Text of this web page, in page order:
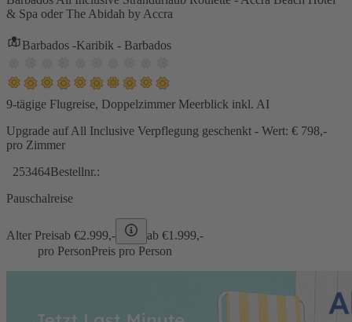
& Spa oder The Abidah by Accra
Barbados -Karibik - Barbados
9-tägige Flugreise, Doppelzimmer Meerblick inkl. AI
Upgrade auf All Inclusive Verpflegung geschenkt - Wert: € 798,-
pro Zimmer
253464Bestellnr.:
Pauschalreise
Alter Preisab €2.999,- ab €1.999,-
pro PersonPreis pro Person